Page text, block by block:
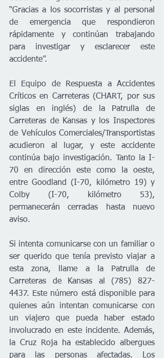
“Gracias a los socorristas y al personal
de emergencia que respondieron
rápidamente y continúan trabajando
para investigar y esclarecer este
accidente”.
El Equipo de Respuesta a Accidentes
Críticos en Carreteras (CHART, por sus
siglas en inglés) de la Patrulla de
Carreteras de Kansas y los Inspectores
de Vehículos Comerciales/Transportistas
acudieron al lugar, y este accidente
continúa bajo investigación. Tanto la I-
70 en dirección este como la oeste,
entre Goodland (I-70, kilómetro 19) y
Colby (I-70, kilómetro 53),
permanecerán cerradas hasta nuevo
aviso.
Si intenta comunicarse con un familiar o
ser querido que tenía previsto viajar a
esta zona, llame a la Patrulla de
Carreteras de Kansas al (785) 827-
4437. Este número está disponible para
quienes aún intentan comunicarse con
un viajero que pueda haber estado
involucrado en este incidente. Además,
la Cruz Roja ha establecido albergues
para las personas afectadas. Los